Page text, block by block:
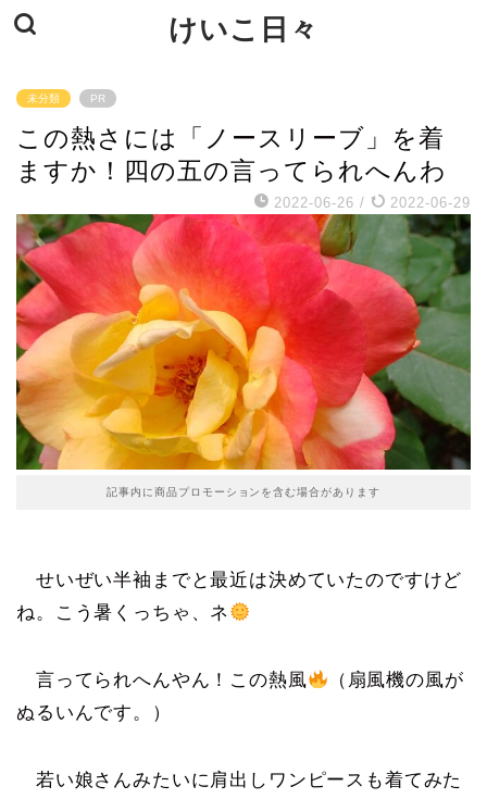
けいこ日々
未分類 PR
この熱さには「ノースリーブ」を着
ますか！四の五の言ってられへんわ
2022-06-26 / 2022-06-29
記事内に商品プロモーションを含む場合があります
せいぜい半袖までと最近は決めていたのですけど
ね。こう暑くっちゃ、ネ
言ってられへんやん！この熱風
（扇風機の風が
ぬるいんです。）
若い娘さんみたいに肩出しワンピースも着てみた